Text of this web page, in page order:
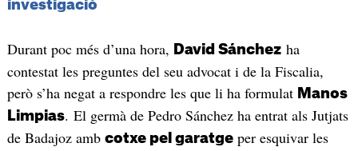
investigació
Durant poc més d’una hora, David Sánchezha
contestat les preguntes del seu advocat i de la Fiscalia,
però s’ha negat a respondre les que li ha formulat Manos
Limpias. El germà de Pedro Sánchez ha entrat als Jutjats
de Badajoz amb cotxe pel garatgeper esquivar les